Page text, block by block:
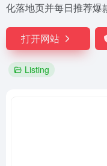
化落地页并每日推荐爆
打开网站
Listing